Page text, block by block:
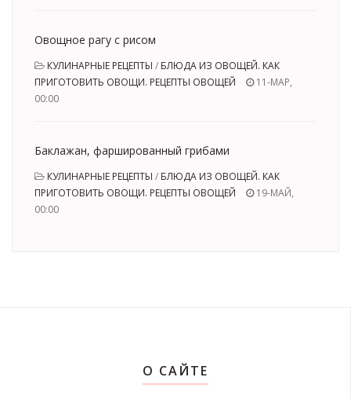
Овощное рагу с рисом
КУЛИНАРНЫЕ РЕЦЕПТЫ / БЛЮДА ИЗ ОВОЩЕЙ. КАК
ПРИГОТОВИТЬ ОВОЩИ. РЕЦЕПТЫ ОВОЩЕЙ
11-МАР,
00:00
Баклажан, фаршированный грибами
КУЛИНАРНЫЕ РЕЦЕПТЫ / БЛЮДА ИЗ ОВОЩЕЙ. КАК
ПРИГОТОВИТЬ ОВОЩИ. РЕЦЕПТЫ ОВОЩЕЙ
19-МАЙ,
00:00
О САЙТЕ